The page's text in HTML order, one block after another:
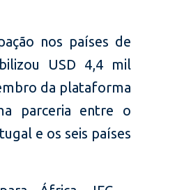
nos países de
USD 4,4 mil
da plataforma
parceria entre o
e os seis países